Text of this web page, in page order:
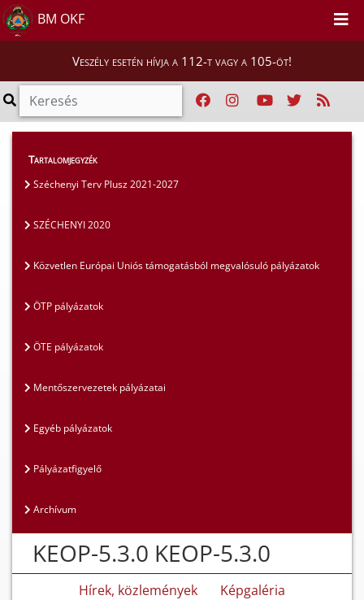
BM OKF
Veszély esetén hívja a 112-t vagy a 105-öt!
Szakmai tájékoztatók
SZÉCHENYI 2020
Tartalomjegyzék
Széchenyi Terv Plusz 2021-2027
SZÉCHENYI 2020
Közvetlen Európai Uniós támogatásból megvalósuló pályázatok
ÖTP pályázatok
ÖTE pályázatok
Mentőszervezetek pályázatai
Egyéb pályázatok
Pályázatfigyelő
Archívum
KEOP-5.3.0 KEOP-5.3.0
Hírek, közlemények Képgaléria